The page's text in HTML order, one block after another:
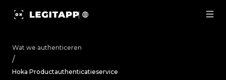
Wat we authenticeren
/
Hoka Productauthenticatieservice